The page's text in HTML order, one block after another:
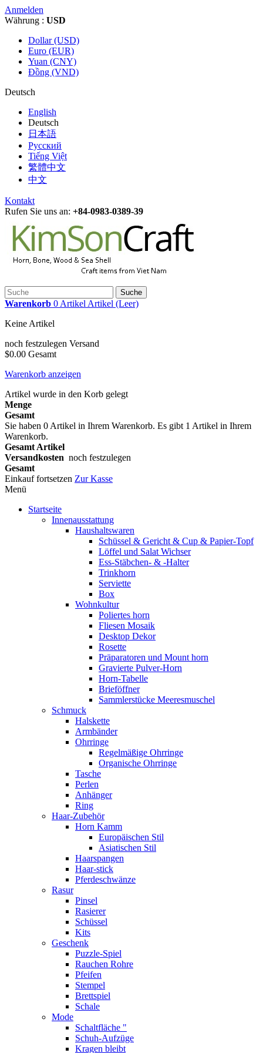
Anmelden
Währung : USD
Dollar (USD)
Euro (EUR)
Yuan (CNY)
Đồng (VND)
Deutsch
English
Deutsch
日本語
Русский
Tiếng Việt
繁體中文
中文
Kontakt
Rufen Sie uns an: +84-0983-0389-39
Suche
Warenkorb 0 Artikel Artikel (Leer)
Keine Artikel
noch festzulegen Versand
$0.00 Gesamt
Warenkorb anzeigen
Artikel wurde in den Korb gelegt
Menge
Gesamt
Sie haben 0 Artikel in Ihrem Warenkorb. Es gibt 1 Artikel in Ihrem
Warenkorb.
Gesamt Artikel
Versandkosten noch festzulegen
Gesamt
Einkauf fortsetzen Zur Kasse
Menü
Startseite
Innenausstattung
Haushaltswaren
Schüssel & Gericht & Cup & Papier-Topf
Löffel und Salat Wichser
Ess-Stäbchen- & -Halter
Trinkhorn
Serviette
Box
Wohnkultur
Poliertes horn
Fliesen Mosaik
Desktop Dekor
Rosette
Präparatoren und Mount horn
Gravierte Pulver-Horn
Horn-Tabelle
Brieföffner
Sammlerstücke Meeresmuschel
Schmuck
Halskette
Armbänder
Ohrringe
Regelmäßige Ohrringe
Organische Ohrringe
Tasche
Perlen
Anhänger
Ring
Haar-Zubehör
Horn Kamm
Europäischen Stil
Asiatischen Stil
Haarspangen
Haar-stick
Pferdeschwänze
Rasur
Pinsel
Rasierer
Schüssel
Kits
Geschenk
Puzzle-Spiel
Rauchen Rohre
Pfeifen
Stempel
Brettspiel
Schale
Mode
Schaltfläche "
Schuh-Aufzüge
Kragen bleibt